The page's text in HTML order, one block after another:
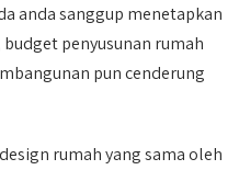
anda sanggup menetapkan
penyusunan rumah
pun cenderung
rumah yang sama oleh